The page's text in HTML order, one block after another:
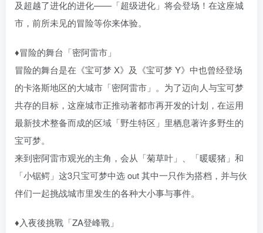
及超越了进化的进化——「超级进化」将会登场！在这座城
市，前所未见的冒险等你来体验。
♦冒险的舞台「密阿雷市」
冒险的舞台是在《宝可梦 X》及《宝可梦 Y》中也曾经登场
的卡洛斯地区的大城市「密阿雷市」。为了迈向人与宝可梦
共存的目标，这座城市正推动著都市再开发的计划，在运用
最新技术整备而成的区域「野生特区」里栖息著许多野生的
宝可梦。
来到密阿雷市观光的主角，会从「菊草叶」、「暖暖猪」和
「小锯鳄」这3只宝可梦中选 out 其中一只作为搭档，并与伙
伴们一起挑战城市里发生的各种大小事与事件。
♦入夜後挑戰「ZA登峰戰」